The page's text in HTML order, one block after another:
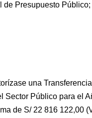
de Presupuesto Público;
una
Sector Público para el
de S/ 22 816 122,00